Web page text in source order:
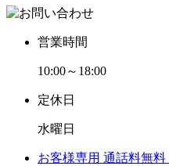
営業時間
10:00～18:00
定休日
水曜日
お客様専用 通話料無料